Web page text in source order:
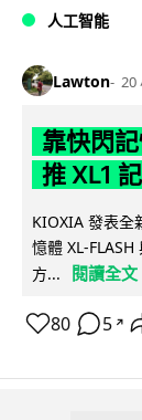
人工智能
Lawton 20
靠快閃
推 XL1
KIOXIA 發表全
憶體 XL-
方...
閱讀全文
80 5 ↗